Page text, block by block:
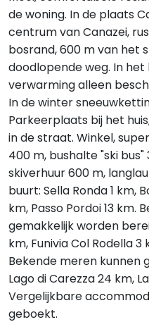
de woning. In de plaats
centrum van Canazei,
bosrand, 600 m van het
doodlopende weg. In
verwarming alleen
In de winter
Parkeerplaats bij het
in de straat. Winkel,
400 m, bushalte "ski
skiverhuur 600 m,
buurt: Sella Ronda 1 km,
km, Passo Pordoi 13 km.
gemakkelijk worden
km, Funivia Col Rodella 3
Bekende meren kunnen
Lago di Carezza 24 km,
Vergelijkbare
geboekt.